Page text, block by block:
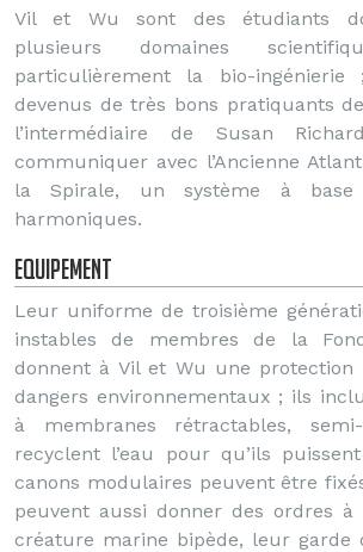
Vil et Wu sont des étudiants
plusieurs domaines
particulièrement la bio-
devenus de très bons pratiquants
l’intermédiaire de Susan
communiquer avec l’Ancienne
la Spirale, un système à base
harmoniques.
Equipement
Leur uniforme de troisième
instables de membres de la
donnent à Vil et Wu une protection
dangers environnementaux ; ils
à membranes rétractables,
recyclent l’eau pour qu’ils
canons modulaires peuvent être
peuvent aussi donner des ordres à
créature marine bipède, leur garde